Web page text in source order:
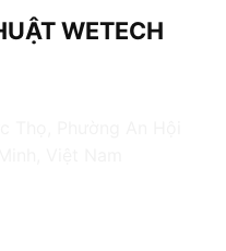
WETECH